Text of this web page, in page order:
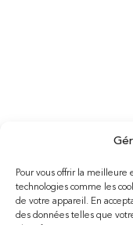
Pour vous offrir la meilleure
technologies comme les
de votre appareil. En
des données telles que